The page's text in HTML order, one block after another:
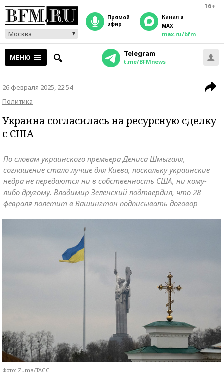
16+
Москва
прямой
эфир
Канал в
MAX
max.ru/bfm
МЕНЮ Telegram
t.me/BFMnews
26 февраля 2025, 22:54
Политика
Украина согласилась на ресурсную сделку
с США
По словам украинского премьера Дениса Шмыгаля,
соглашение стало лучше для Киева, поскольку украинские
недра не передаются ни в собственность США, ни кому-
либо другому. Владимир Зеленский подтвердил, что 28
февраля полетит в Вашингтон подписывать договор
Фото: Zuma/ТАСС